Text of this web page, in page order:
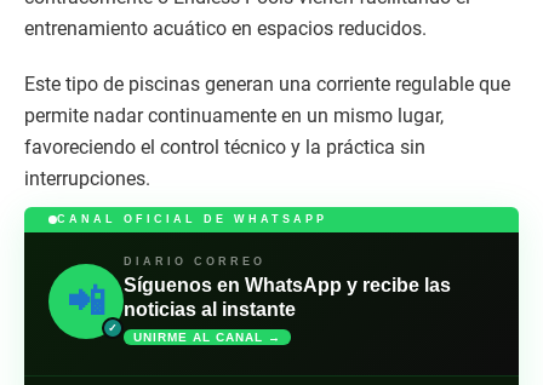
entrenamiento acuático en espacios reducidos.
Este tipo de piscinas generan una corriente regulable que
permite nadar continuamente en un mismo lugar,
favoreciendo el control técnico y la práctica sin
interrupciones.
CANAL OFICIAL DE WHATSAPP
📲
✓
DIARIO CORREO
Síguenos en WhatsApp y recibe las
noticias al instante
UNIRME AL CANAL →